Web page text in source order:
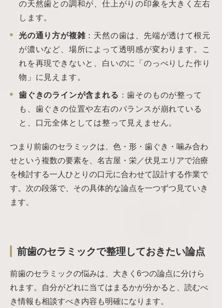
の天然歯との調和が、仕上がりの印象を大きく左右
します。
光の通り方が複雑：天然の歯は、先端が透けて根元
が濃いなど、場所によって透明感が変わります。こ
れを再現できないと、白いのに「のっぺりした作り
物」に見えます。
歯ぐきのラインが含まれる ：歯そのものが整って
も、歯ぐきの位置や左右のバランスが崩れている
と、口元全体としては整って見えません。
つまり前歯のセラミックは、色・形・歯ぐき・噛み合わ
せという複数の要素を、名古屋・栄／伏見エリアで治療
を検討する一人ひとりの口元に合わせて設計する作業で
す。次の段落で、その具体的な論点を一つずつ見ていき
ます。
前歯のセラミックで整理しておきたい論点
前歯のセラミックの悩みは、大きく6つの論点に分けら
れます。自分がどれに当てはまるかが分かると、読むべ
き情報も相談すべき内容も明確になります。